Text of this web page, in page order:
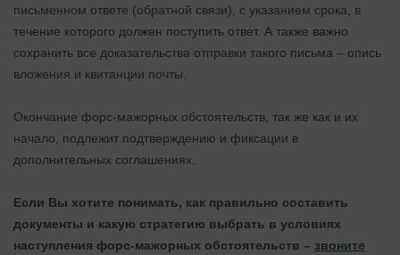
письменном ответе (обратной связи), с указанием срока, в
течение которого должен поступить ответ. А также важно
сохранить все доказательства отправки такого письма – опись
вложения и квитанции почты.
Окончание форс-мажорных обстоятельств, так же как и их
начало, подлежит подтверждению и фиксации в
дополнительных соглашениях.
Если Вы хотите понимать, как правильно составить
документы и какую стратегию выбрать в условиях
наступления форс-мажорных обстоятельств – звоните